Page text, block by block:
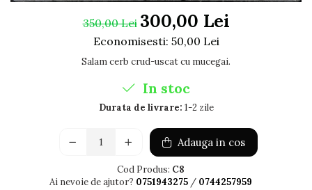
350,00 Lei 300,00 Lei
Economisesti: 50,00 Lei
Salam cerb crud-uscat cu mucegai.
In stoc
Durata de livrare: 1-2 zile
Adauga in cos
Cod Produs: C8
Ai nevoie de ajutor? 0751943275 / 0744257959